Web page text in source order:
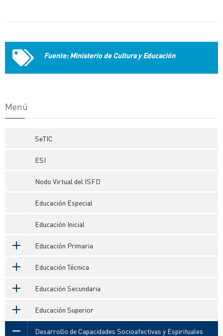
Fuente: Ministerio de Cultura y Educación
Menú
SeTIC
ESI
Nodo Virtual del ISFD
Educación Especial
Educación Inicial
Educación Primaria
Educación Técnica
Educación Secundaria
Educación Superior
Desarrollo de Capacidades Socioafectivas y Espirituales